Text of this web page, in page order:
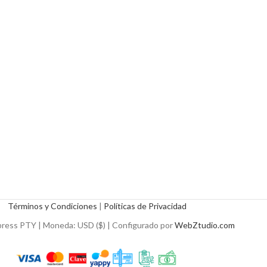
Términos y Condiciones | Políticas de Privacidad
PTY | Moneda: USD ($) | Configurado porWebZtudio.com